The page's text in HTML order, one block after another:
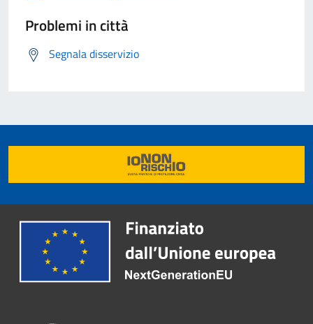
Problemi in città
Segnala disservizio